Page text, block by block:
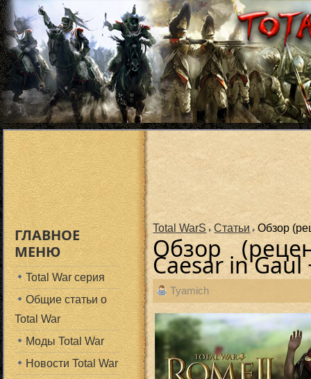
Total WarS Статьи Обзор
Обзор
Caesar in
Tyamich
ГЛАВНОЕ
МЕНЮ
Total War серия
Общие статьи о
Total War
Моды Total War
Новости Total War